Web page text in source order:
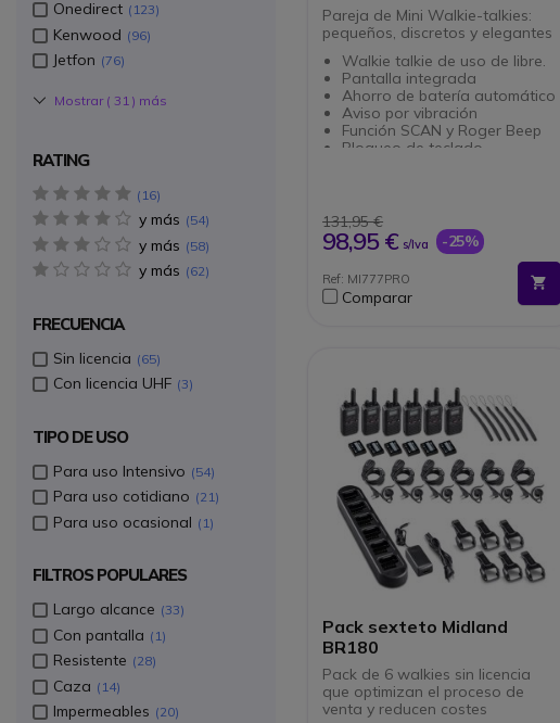
Pareja de Mini Walkie-talkies:
pequeños, discretos y elegantes
Walkie talkie de uso de libre.
Pantalla integrada
Ahorro de batería automático
Aviso por vibración
Función SCAN y Roger Beep
Bloqueo de teclado
Diseño ideal para el sector
retail, hoteles y restaurantes
131,95 €
98,95 € s/Iva -25%
Ref: MI777PRO
Comparar
Pack sexteto Midland
BR180
Pack de 6 walkies sin licencia
que optimizan el proceso de
venta y reducen costes
Onedirect 123
Kenwood 96
Jetfon 76
Mostrar ( 31 ) más
RATING
5 star(s)
16
y más 4 star(s)
54
y más 3 star(s)
58
y más 1 star(s)
62
FRECUENCIA
Sin licencia 65
Con licencia UHF 3
TIPO DE USO
Para uso Intensivo 54
Para uso cotidiano 21
Para uso ocasional 1
FILTROS POPULARES
Largo alcance 33
Con pantalla 1
Resistente 28
Caza 14
Impermeables 20